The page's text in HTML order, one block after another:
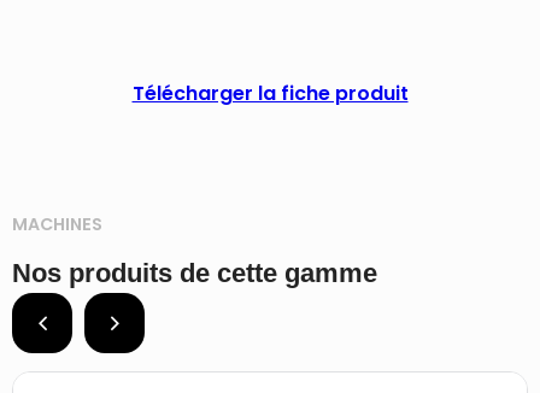
Télécharger la fiche produit
MACHINES
Nos produits de cette gamme